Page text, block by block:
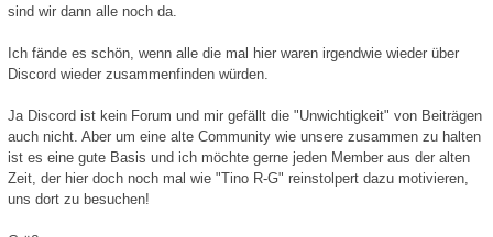
sind wir dann alle noch da.
Ich fände es schön, wenn alle die mal hier waren irgendwie wieder über
Discord wieder zusammenfinden würden.
Ja Discord ist kein Forum und mir gefällt die "Unwichtigkeit" von Beiträgen
auch nicht. Aber um eine alte Community wie unsere zusammen zu halten
ist es eine gute Basis und ich möchte gerne jeden Member aus der alten
Zeit, der hier doch noch mal wie "Tino R-G" reinstolpert dazu motivieren,
uns dort zu besuchen!